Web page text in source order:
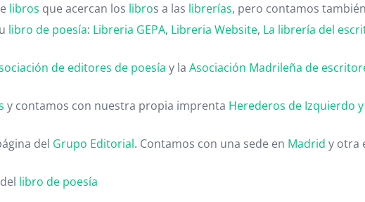
libros que acercan los libros a las librerías, pero contamos
libro de poesía: Libreria GEPA, Libreria Website, La librería del
de editores de poesía y laAsociación Madrileña de
y contamos con nuestra propia imprenta Herederos de Izquierdo
del Grupo Editorial. Contamos con una sede en Madrid y otra
libro de poesía